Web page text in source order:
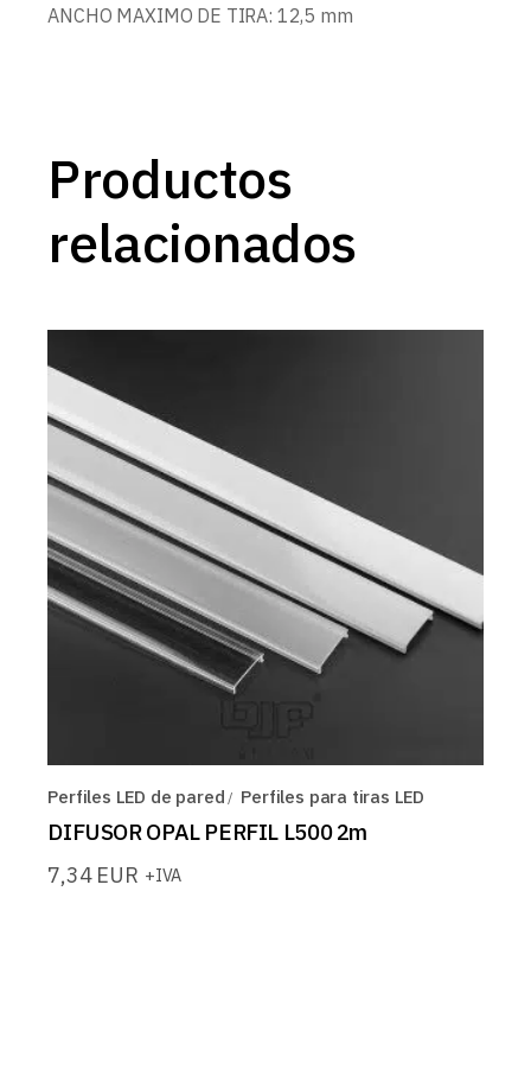
ANCHO MAXIMO DE TIRA: 12,5 mm
Productos
relacionados
Perfiles LED de pared Perfiles para tiras LED
DIFUSOR OPAL PERFIL L500 2m
7,34 EUR +IVA